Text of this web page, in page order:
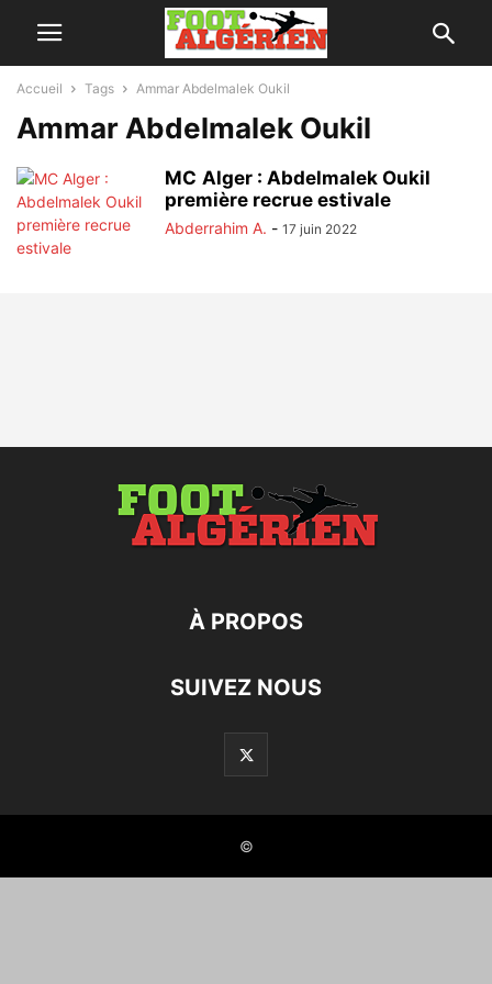
Accueil Tags Ammar Abdelmalek Oukil
Ammar Abdelmalek Oukil
MC Alger : Abdelmalek Oukil
première recrue estivale
Abderrahim A. - 17 juin 2022
À PROPOS
SUIVEZ NOUS
©